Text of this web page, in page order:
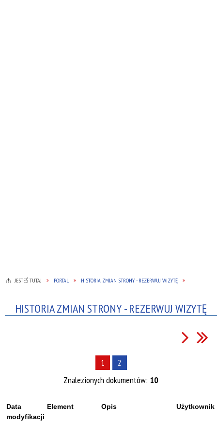
JESTEŚ TUTAJ PORTAL HISTORIA ZMIAN STRONY - REZERWUJ WIZYTĘ
HISTORIA ZMIAN STRONY - REZERWUJ WIZYTĘ
1
2
Znalezionych dokumentów: 10
Data
modyfikacji
Element Opis Użytkownik